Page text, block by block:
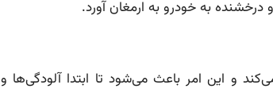
به خودرو به ارمغان آورد.
و این امر باعث می‌شود تا ابتدا آلودگی‌ها و